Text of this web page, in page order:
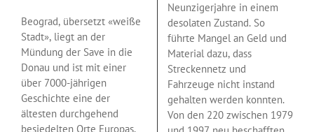
Beograd, übersetzt «weiße
Stadt», liegt an der
Mündung der Save in die
Donau und ist mit einer
über 7000-jährigen
Geschichte eine der
ältesten durchgehend
besiedelten Orte Europas.
Neunzigerjahre in einem
desolaten Zustand. So
führte Mangel an Geld und
Material dazu, dass
Streckennetz und
Fahrzeuge nicht instand
gehalten werden konnten.
Von den 220 zwischen 1979